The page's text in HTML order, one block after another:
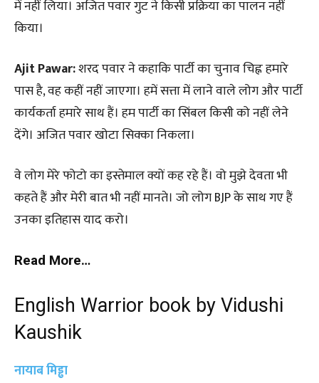
में नहीं लिया। अजित पवार गुट ने किसी प्रक्रिया का पालन नहीं
किया।
Ajit Pawar:शरद पवार ने कहाकि पार्टी का चुनाव चिह्न हमारे
पास है, वह कहीं नहीं जाएगा। हमें सत्ता में लाने वाले लोग और पार्टी
कार्यकर्ता हमारे साथ हैं। हम पार्टी का सिंबल किसी को नहीं लेने
देंगे। अजित पवार खोटा सिक्का निकला।
वे लोग मेरे फोटो का इस्तेमाल क्यों कह रहे हैं। वो मुझे देवता भी
कहते हैं और मेरी बात भी नहीं मानते। जो लोग BJP के साथ गए हैं
उनका इतिहास याद करो।
Read More…
English Warrior book by Vidushi
Kaushik
नायाब मिड्ढा